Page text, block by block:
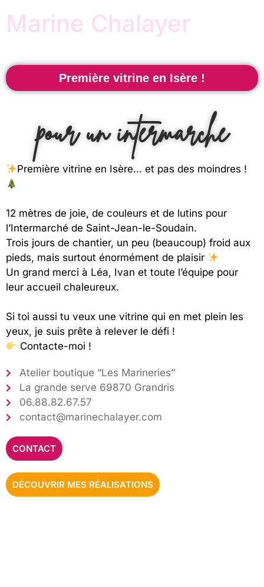
Marine Chalayer
Première vitrine en Isère !
pour un intermarché
Première vitrine en Isère… et pas des moindres !
12 mètres de joie, de couleurs et de lutins pour
l’Intermarché de Saint-Jean-le-Soudain.
Trois jours de chantier, un peu (beaucoup) froid aux
pieds, mais surtout énormément de plaisir
Un grand merci à Léa, Ivan et toute l’équipe pour
leur accueil chaleureux.
Si toi aussi tu veux une vitrine qui en met plein les
yeux, je suis prête à relever le défi !
Contacte-moi !
Atelier boutique “Les Marineries”
La grande serve 69870 Grandris
​06.88.82.67.57
​contact@marinechalayer.com
CONTACT
DÉCOUVRIR MES RÉALISATIONS